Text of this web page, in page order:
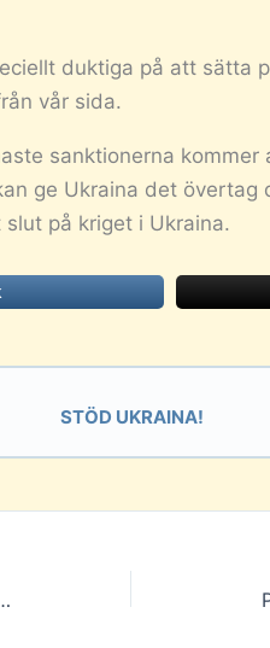
duktiga på att sätta
vår sida.
sanktionerna
ge Ukraina det
på kriget i Ukraina.
STÖD UKRAINA!
| Minst tre döda av ryska attacker